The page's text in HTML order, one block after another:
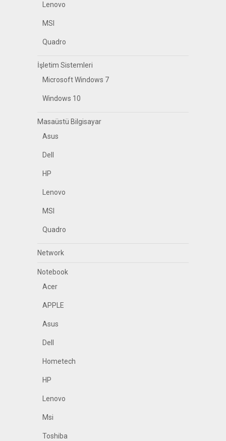
Lenovo
MSI
Quadro
İşletim Sistemleri
Microsoft Windows 7
Windows 10
Masaüstü Bilgisayar
Asus
Dell
HP
Lenovo
MSI
Quadro
Network
Notebook
Acer
APPLE
Asus
Dell
Hometech
HP
Lenovo
Msi
Toshiba